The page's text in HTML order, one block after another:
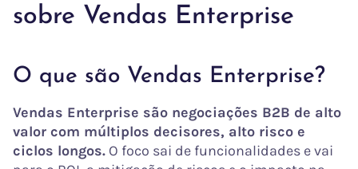
sobre Vendas Enterprise
O que são Vendas Enterprise?
Vendas Enterprise são negociações B2B de alto
valor com múltiplos decisores, alto risco e
ciclos longos. O foco sai de funcionalidades e vai